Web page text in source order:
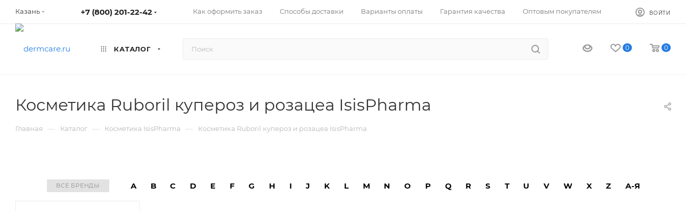
Казань +7 (800) 201-22-42 Как оформить заказ Способы доставки Варианты оплаты Гарантия качества Оптовым покупателям ВОЙТИ
КАТАЛОГ 0 0
Косметика Ruboril купероз и розацеа IsisPharma
Главная — Каталог — Косметика IsisPharma — Косметика Ruboril купероз и розацеа IsisPharma
ВСЕ БРЕНДЫ A B C D E F G H I J K L M N O P Q R S T U V W X Z А-Я